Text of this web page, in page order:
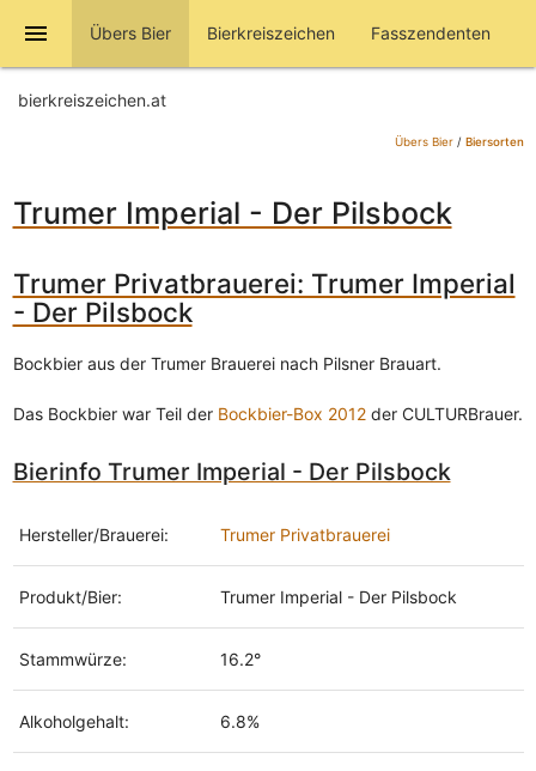
menu Übers Bier Bierkreiszeichen Fasszendenten
bierkreiszeichen.at
Übers Bier/ Biersorten
Trumer Imperial - Der Pilsbock
Trumer Privatbrauerei: Trumer Imperial
- Der Pilsbock
Bockbier aus der Trumer Brauerei nach Pilsner Brauart.
Das Bockbier war Teil der Bockbier-Box 2012der CULTURBrauer.
Bierinfo Trumer Imperial - Der Pilsbock
Hersteller/Brauerei: Trumer Privatbrauerei
Produkt/Bier: Trumer Imperial - Der Pilsbock
Stammwürze: 16.2°
Alkoholgehalt: 6.8%